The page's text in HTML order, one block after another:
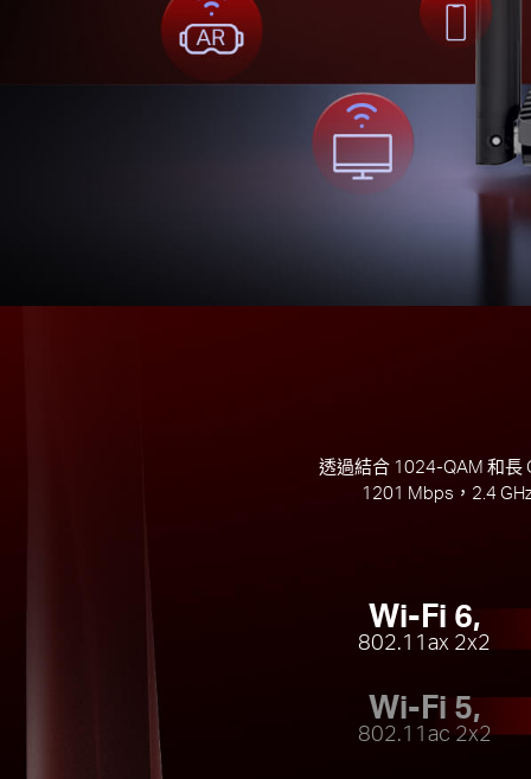
透過結合 1024-QAM 和長
1201 Mbps，2.4
Wi-Fi 6,
802.11ax 2x2
Wi-Fi 5,
802.11ac 2x2